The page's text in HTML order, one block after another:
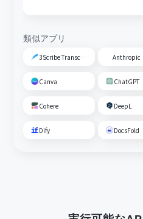
類似アプリ
3Scribe Transcription
Canva ChatGPT
Cohere DeepL
Dify DocsFold